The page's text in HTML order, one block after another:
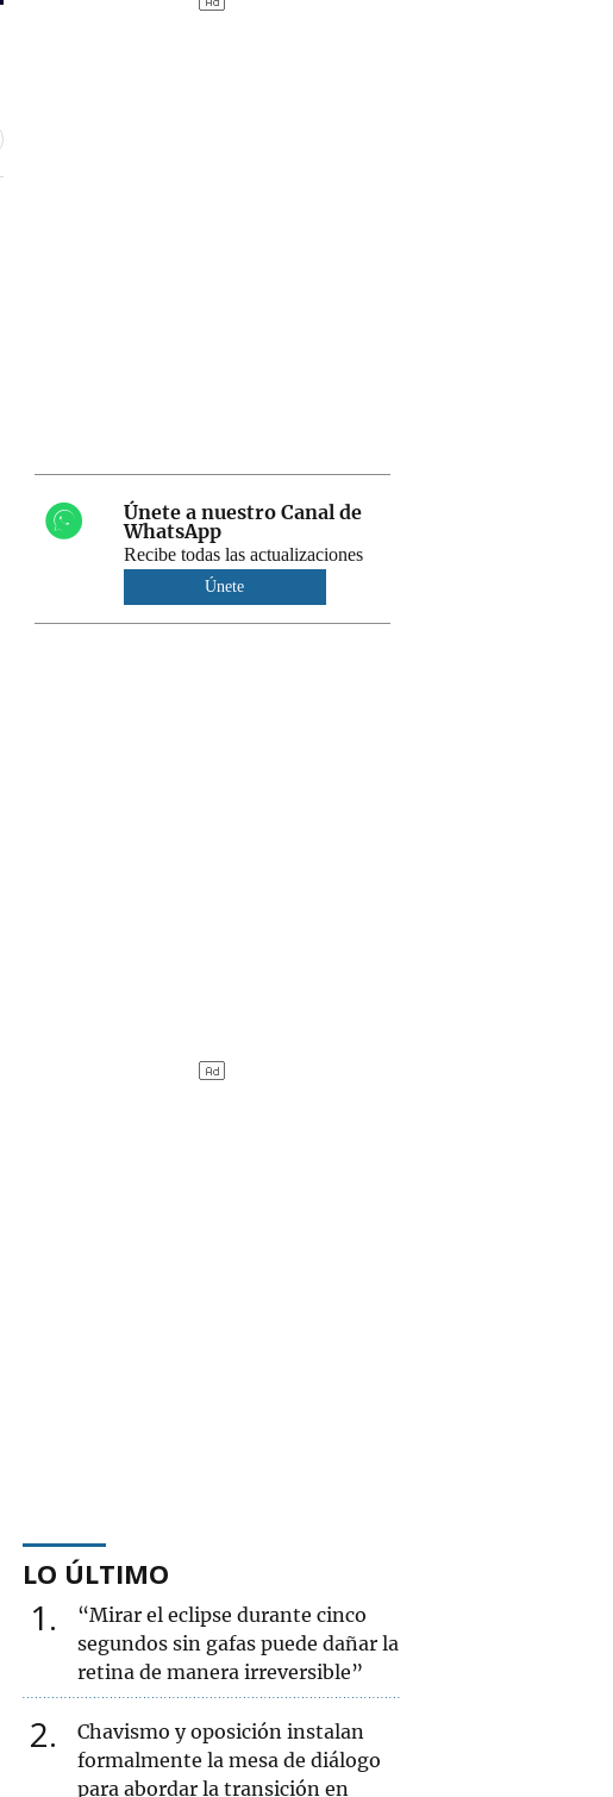
Únete a nuestro Canal de
WhatsApp
Recibe todas las actualizaciones
Únete
LO ÚLTIMO
1
“Mirar el eclipse durante cinco
segundos sin gafas puede dañar la
retina de manera irreversible”
2
Chavismo y oposición instalan
formalmente la mesa de diálogo
para abordar la transición en